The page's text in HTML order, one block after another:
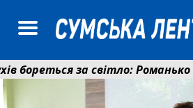
за світло: Романько
фонд Сумщини спрямував 0,2